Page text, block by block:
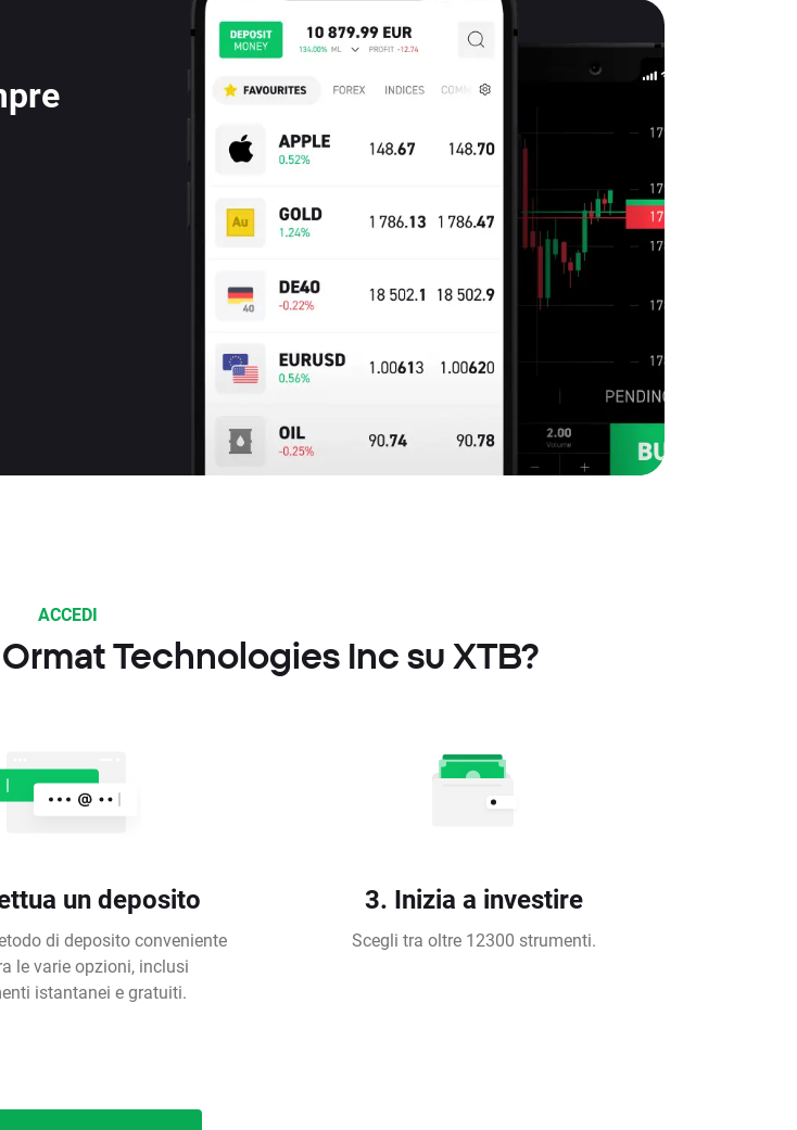
ACCEDI
Technologies Inc su XTB?
un deposito
di deposito conveniente
le varie opzioni, inclusi
istantanei e gratuiti.
3. Inizia a investire
Scegli tra oltre 12300 strumenti.